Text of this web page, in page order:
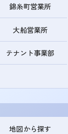
錦糸町営業所
大船営業所
テナント事業部
地図から探す